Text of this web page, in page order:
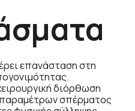
επανάσταση στη
διόρθωση
σπέρματος